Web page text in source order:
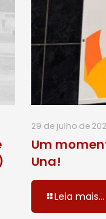
29 de julho de
Um
Una!
Leia mais...